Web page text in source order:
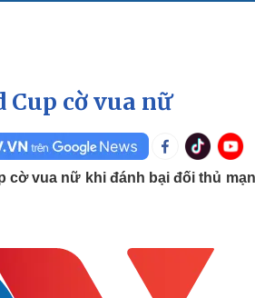
Infographic
Ô tô - Xe máy
Cup cờ vua nữ
cờ vua nữ khi đánh bại đối thủ